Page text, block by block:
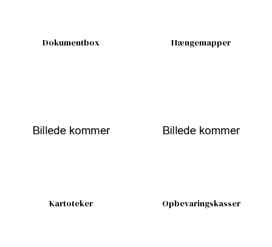
Dokumentbox Hængemapper
Kartoteker Opbevaringskasser